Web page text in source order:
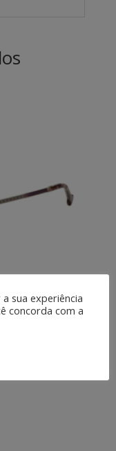
sua experiência
concorda com a